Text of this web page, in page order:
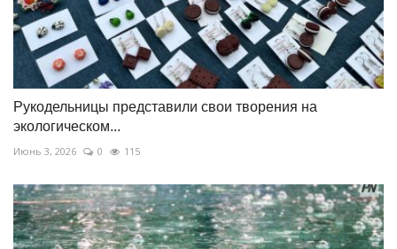
Рукодельницы представили свои творения на
экологическом...
Июнь 3, 2026 0 115